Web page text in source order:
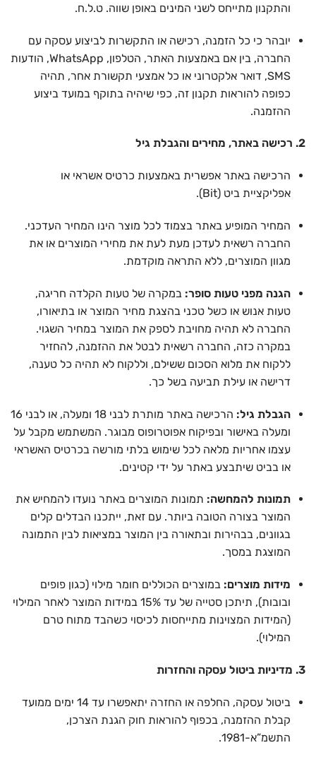
והתקנון מתייחס לשני המינים באופן שווה. ט.ל.ח.
יובהר כי כל הזמנה, רכישה או התקשרות לביצוע עסקה עם
החברה, בין אם באמצעות האתר, הטלפון, WhatsApp, הודעות
SMS, דואר אלקטרוני או כל אמצעי תקשורת אחר, תהיה
כפופה להוראות תקנון זה, כפי שיהיה בתוקף במועד ביצוע
ההזמנה.
2. רכישה באתר, מחירים והגבלת גיל
הרכישה באתר אפשרית באמצעות כרטיס אשראי או
אפליקציית ביט (Bit).
המחיר המופיע באתר בצמוד לכל מוצר הינו המחיר העדכני.
החברה רשאית לעדכן מעת לעת את מחירי המוצרים או את
מגוון המוצרים, ללא התראה מוקדמת.
הגנה מפני טעות סופר: במקרה של טעות הקלדה חריגה,
טעות אנוש או כשל טכני בהצגת מחיר המוצר או בתיאורו,
החברה לא תהיה מחויבת לספק את המוצר במחיר השגוי.
במקרה כזה, החברה רשאית לבטל את ההזמנה, להחזיר
ללקוח את מלוא הסכום ששילם, וללקוח לא תהיה כל טענה,
דרישה או עילת תביעה בשל כך.
הגבלת גיל:
הרכישה באתר מותרת לבני 18 ומעלה, או לבני 16
ומעלה באישור ובפיקוח אפוטרופוס מבוגר. המשתמש מקבל על
עצמו אחריות מלאה לכל שימוש בלתי מורשה בכרטיס האשראי
או בביט שיתבצע באתר על ידי קטינים.
תמונות להמחשה: תמונות המוצרים באתר נועדו להמחיש את
המוצר בצורה הטובה ביותר. עם זאת, ייתכנו הבדלים קלים
בגוונים, בבהירות ובתאורה בין המוצר במציאות לבין התמונה
המוצגת במסך.
מידות מוצרים: במוצרים הכוללים חומר מילוי (כגון פופים
ובובות), תיתכן סטייה של עד 15% במידות המוצר לאחר המילוי
(המידות המצוינות מתייחסות לכיסוי כשהבד מתוח טרם
המילוי).
3. מדיניות ביטול עסקה והחזרות
ביטול עסקה, החלפה או החזרה יתאפשרו עד 14 ימים ממועד
קבלת ההזמנה, בכפוף להוראות חוק הגנת הצרכן,
התשמ”א-1981.